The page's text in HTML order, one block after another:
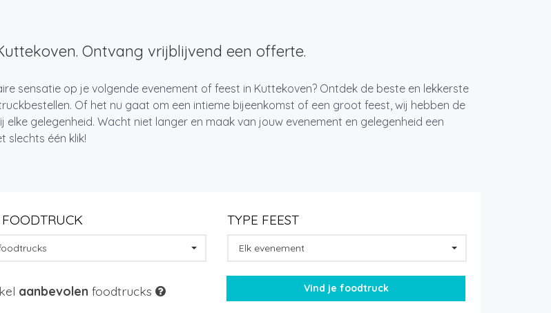
Ontvang vrijblijvend een offerte.
sensatie op je volgende evenement of feest in Kuttekoven? Ontdek de beste en lekkerste
Of het nu gaat om een intieme bijeenkomst of een groot feest, wij hebben de
gelegenheid. Wacht niet langer en maak van jouw evenement en gelegenheid een
slechts één klik!
TYPE FEEST
Elk evenement
aanbevolen foodtrucks